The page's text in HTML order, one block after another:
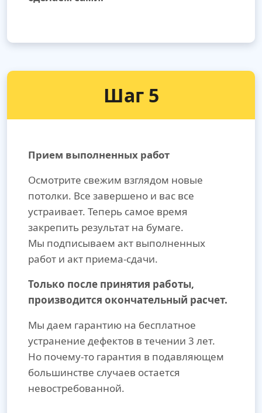
Шаг 5
Прием выполненных работ
Осмотрите свежим взглядом новые
потолки. Все завершено и вас все
устраивает. Теперь самое время
закрепить результат на бумаге.
Мы подписываем акт выполненных
работ и акт приема-сдачи.
Только после принятия работы,
производится окончательный расчет.
Мы даем гарантию на бесплатное
устранение дефектов в течении 3 лет.
Но почему-то гарантия в подавляющем
большинстве случаев остается
невостребованной.